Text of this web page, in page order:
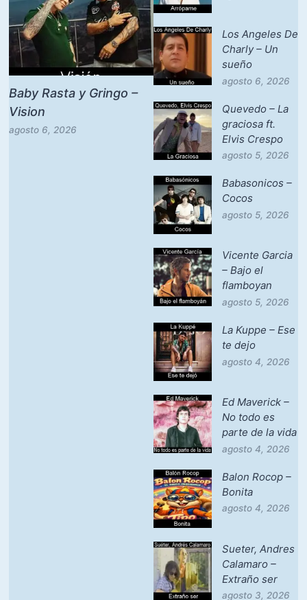
Baby Rasta y Gringo –
Vision
agosto 6, 2026
Los Angeles De
Charly – Un
sueño
agosto 6, 2026
Quevedo – La
graciosa ft.
Elvis Crespo
agosto 5, 2026
Babasonicos –
Cocos
agosto 5, 2026
Vicente Garcia
– Bajo el
flamboyan
agosto 5, 2026
La Kuppe – Ese
te dejo
agosto 4, 2026
Ed Maverick –
No todo es
parte de la vida
agosto 4, 2026
Balon Rocop –
Bonita
agosto 4, 2026
Sueter, Andres
Calamaro –
Extraño ser
agosto 3, 2026